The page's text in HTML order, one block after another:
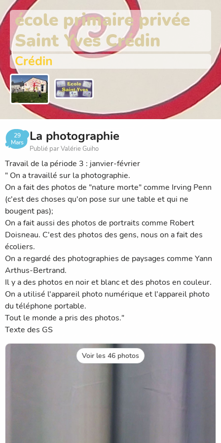
école primaire privée
Saint Yves Crédin
Crédin
29
Mars
La photographie
Publié par Valérie Guiho
Travail de la période 3 : janvier-février
" On a travaillé sur la photographie.
On a fait des photos de "nature morte" comme Irving Penn
(c'est des choses qu'on pose sur une table et qui ne
bougent pas);
On a fait aussi des photos de portraits comme Robert
Doisneau. C'est des photos des gens, nous on a fait des
écoliers.
On a regardé des photographies de paysages comme Yann
Arthus-Bertrand.
Il y a des photos en noir et blanc et des photos en couleur.
On a utilisé l'appareil photo numérique et l'appareil photo
du téléphone portable.
Tout le monde a pris des photos."
Texte des GS
Voir les 46 photos